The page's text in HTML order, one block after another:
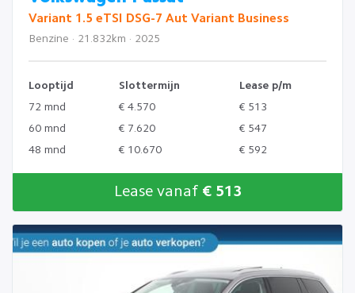
Variant 1.5 eTSI DSG-7 Aut Variant Business
Benzine · 21.832km · 2025
Looptijd Slottermijn
Lease p/m
72 mnd
€ 4.570
€ 513
60 mnd
€ 7.620
€ 547
48 mnd
€ 10.670 € 592
Lease vanaf € 513